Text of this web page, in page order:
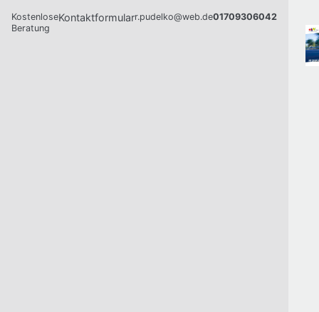
Kostenlose
Beratung
Kontaktformularr.pudelko@web.de01709306042